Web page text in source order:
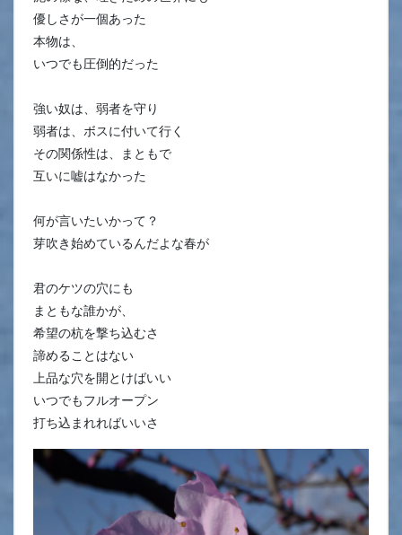
優しさが一個あった
本物は、
いつでも圧倒的だった
強い奴は、弱者を守り
弱者は、ボスに付いて行く
その関係性は、まともで
互いに嘘はなかった
何が言いたいかって？
芽吹き始めているんだよな春が
君のケツの穴にも
まともな誰かが、
希望の杭を撃ち込むさ
諦めることはない
上品な穴を開とけばいい
いつでもフルオープン
打ち込まれればいいさ